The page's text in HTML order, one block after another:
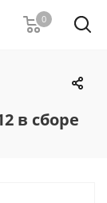
0
в сборе